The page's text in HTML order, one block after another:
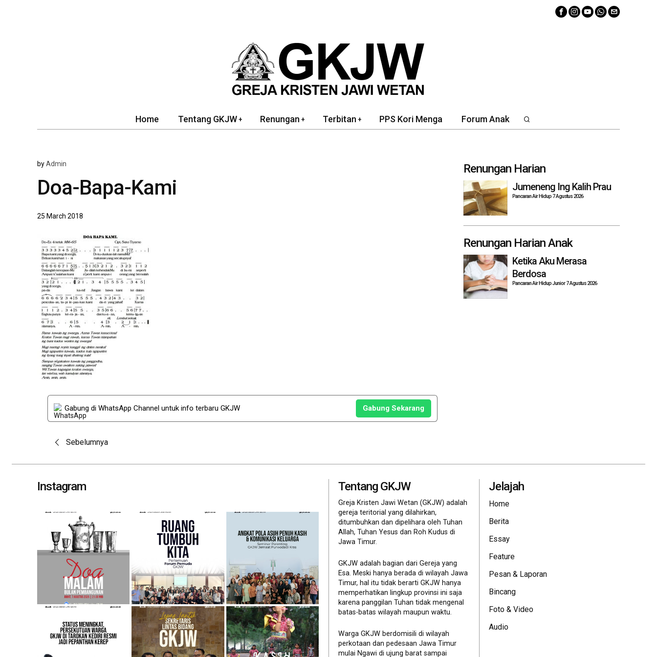
Home Tentang GKJW Renungan Terbitan PPS Kori Menga Forum Anak
byAdmin
Doa-Bapa-Kami
25 March 2018
Gabung di WhatsApp Channel untuk info terbaru GKJW Gabung Sekarang
Post
navigation
Sebelumnya
Renungan Harian
Jumeneng Ing Kalih Prau
Pancaran Air Hidup 7 Agustus 2026
Renungan Harian Anak
Ketika Aku Merasa
Berdosa
Pancaran Air Hidup Junior 7 Agustus 2026
Instagram Tentang GKJW
Greja Kristen Jawi Wetan (GKJW) adalah
gereja teritorial yang dilahirkan,
ditumbuhkan dan dipelihara oleh Tuhan
Allah, Tuhan Yesus dan Roh Kudus di
Jawa Timur.
GKJW adalah bagian dari Gereja yang
Esa. Meski hanya berada di wilayah Jawa
Timur, hal itu tidak berarti GKJW hanya
memperhatikan lingkup provinsi ini saja
karena panggilan Tuhan tidak mengenal
batas-batas wilayah maupun waktu.
Warga GKJW berdomisili di wilayah
perkotaan dan pedesaan Jawa Timur
mulai Ngawi di ujung barat sampai
Jelajah
Home
Berita
Essay
Feature
Pesan & Laporan
Bincang
Foto & Video
Audio